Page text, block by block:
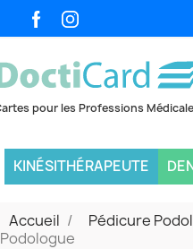
KINÉSITHÉRAPEUTE
Accueil Pédicure
Podologue